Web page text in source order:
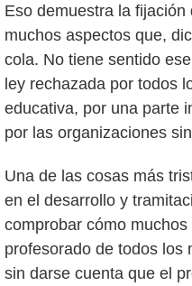
Eso demuestra la
muchos aspectos que,
cola. No tiene sentido
ley rechazada por todos
educativa, por una parte
por las organizaciones
Una de las cosas más
en el desarrollo y
comprobar cómo muchos
profesorado de todos los
sin darse cuenta que el